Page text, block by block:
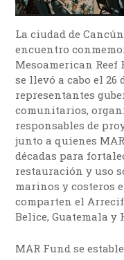
La ciudad de
encuentro
Mesoamerican Reef
se llevó a cabo el 26
representantes
comunitarios,
responsables de
junto a quienes
décadas para
restauración y uso
marinos y costeros
comparten el
Belice, Guatemala y
MAR Fund se